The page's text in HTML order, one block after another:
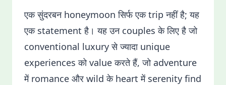
एक सुंदरबन honeymoon सिर्फ एक trip नहीं है; यह
एक statement है। यह उन couples के लिए है जो
conventional luxury से ज्यादा unique
experiences को value करते हैं, जो adventure
में romance और wild के heart में serenity find